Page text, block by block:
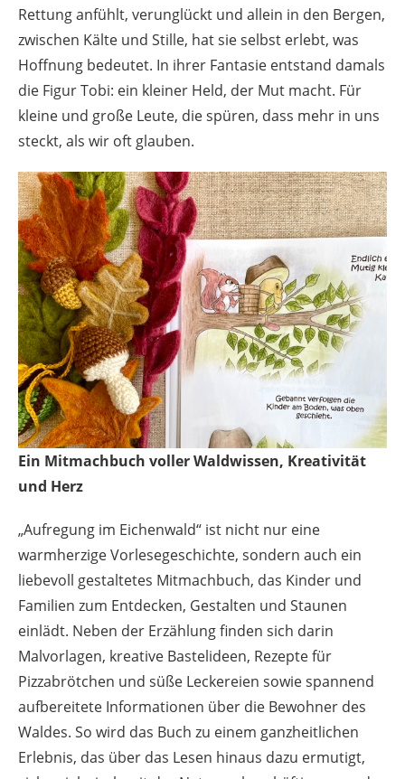
Rettung anfühlt, verunglückt und allein in den Bergen,
zwischen Kälte und Stille, hat sie selbst erlebt, was
Hoffnung bedeutet. In ihrer Fantasie entstand damals
die Figur Tobi: ein kleiner Held, der Mut macht. Für
kleine und große Leute, die spüren, dass mehr in uns
steckt, als wir oft glauben.
Ein Mitmachbuch voller Waldwissen, Kreativität
und Herz
„Aufregung im Eichenwald“ ist nicht nur eine
warmherzige Vorlesegeschichte, sondern auch ein
liebevoll gestaltetes Mitmachbuch, das Kinder und
Familien zum Entdecken, Gestalten und Staunen
einlädt. Neben der Erzählung finden sich darin
Malvorlagen, kreative Bastelideen, Rezepte für
Pizzabrötchen und süße Leckereien sowie spannend
aufbereitete Informationen über die Bewohner des
Waldes. So wird das Buch zu einem ganzheitlichen
Erlebnis, das über das Lesen hinaus dazu ermutigt,